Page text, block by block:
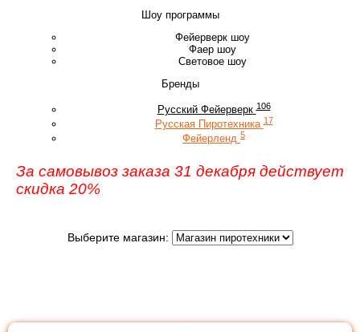
Шоу программы
Фейерверк шоу
Фаер шоу
Световое шоу
Бренды
Русский Фейерверк 106
Русская Пиротехника 17
Фейерленд 5
За самовывоз заказа 31 декабря действует
скидка 20%
Выберите магазин: